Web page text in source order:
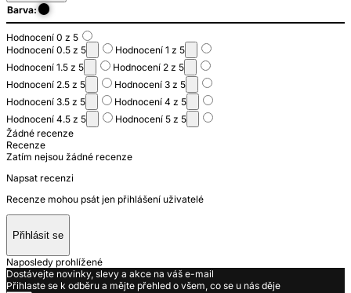
Barva:
Hodnocení 0 z 5
Hodnocení 0.5 z 5
Hodnocení 1 z 5
Hodnocení 1.5 z 5
Hodnocení 2 z 5
Hodnocení 2.5 z 5
Hodnocení 3 z 5
Hodnocení 3.5 z 5
Hodnocení 4 z 5
Hodnocení 4.5 z 5
Hodnocení 5 z 5
Žádné recenze
Recenze
Zatím nejsou žádné recenze
Napsat recenzi
Recenze mohou psát jen přihlášení uživatelé
Přihlásit se
Naposledy prohlížené
Dostávejte novinky, slevy a akce na váš e-mail
Přihlaste se k odběru a mějte přehled o všem, co se u nás děje